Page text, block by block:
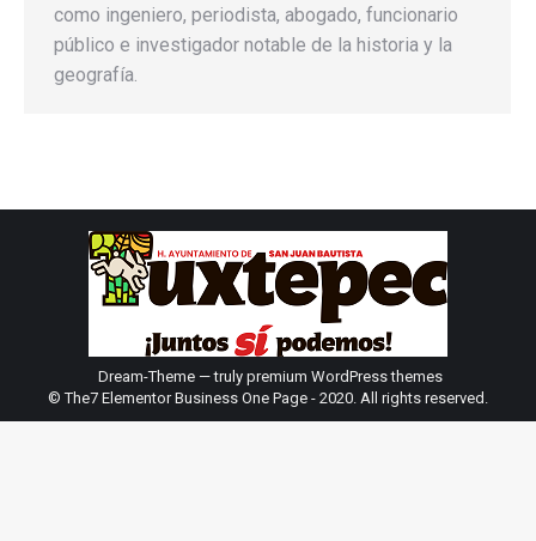
como ingeniero, periodista, abogado, funcionario
público e investigador notable de la historia y la
geografía.
Dream-Theme — truly premium WordPress themes
© The7 Elementor Business One Page - 2020. All rights reserved.